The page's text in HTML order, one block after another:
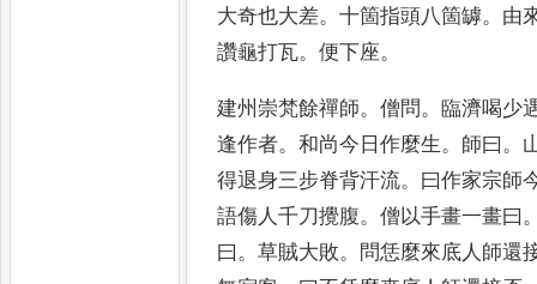
大奇也大差。十箇指頭八箇罅。 由
讚龜打瓦。便下座。
建州崇梵餘禪師。僧問 。臨濟喝少
逢作者。和尚今日作麼生 。 師曰 。
得退身三步脊背汗流。 曰作家宗師
語傷人千刀攪腹。僧 以手畫一畫曰
曰 。草賊大敗。
問恁麼來底人師還